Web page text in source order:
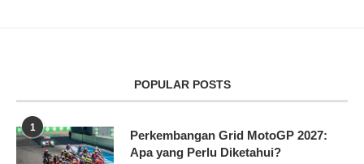
POPULAR POSTS
1
Perkembangan Grid MotoGP 2027:
Apa yang Perlu Diketahui?